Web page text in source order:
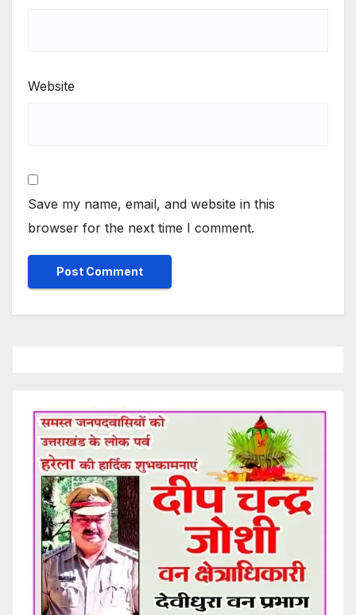
Website
Save my name, email, and website in this
browser for the next time I comment.